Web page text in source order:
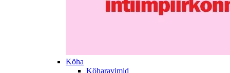
Köha
Köharavimid